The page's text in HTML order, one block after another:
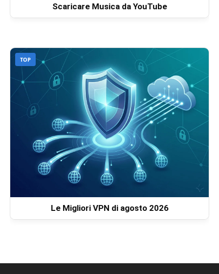
Scaricare Musica da YouTube
TOP
Le Migliori VPN di agosto 2026